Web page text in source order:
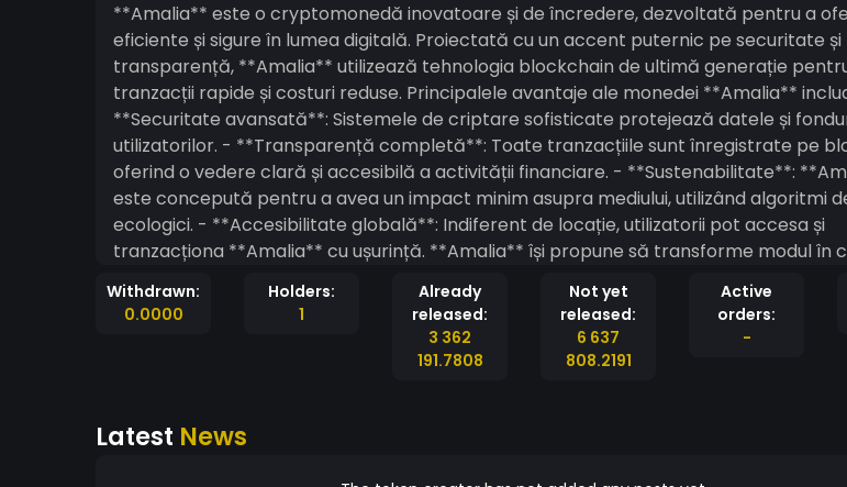
**Amalia** este o cryptomonedă inovatoare și de încredere, dezvoltată pentru a
eficiente și sigure în lumea digitală. Proiectată cu un accent puternic pe securitate și
transparență, **Amalia** utilizează tehnologia blockchain de ultimă generație
tranzacții rapide și costuri reduse. Principalele avantaje ale monedei **Amalia** includ: -
**Securitate avansată**: Sistemele de criptare sofisticate protejează datele și
utilizatorilor. - **Transparență completă**: Toate tranzacțiile sunt înregistrate pe
oferind o vedere clară și accesibilă a activității financiare. - **Sustenabilitate**:
este concepută pentru a avea un impact minim asupra mediului, utilizând algoritmi
ecologici. - **Accesibilitate globală**: Indiferent de locație, utilizatorii pot accesa și
tranzacționa **Amalia** cu ușurință. **Amalia** își propune să transforme modul în care
oamenii gestionează și investesc în criptovalute, oferind o alternativă viabilă și de
pentru investitorii de toate nivelurile. De la începători la profesioniști, **Amalia** este
digitală care își propune să revoluționeze piața financiară.
Withdrawn:
0.0000
Holders:
1
Already
released:
3 362
191.7808
Not yet
released:
6 637
808.2191
Active
orders:
-
Latest News